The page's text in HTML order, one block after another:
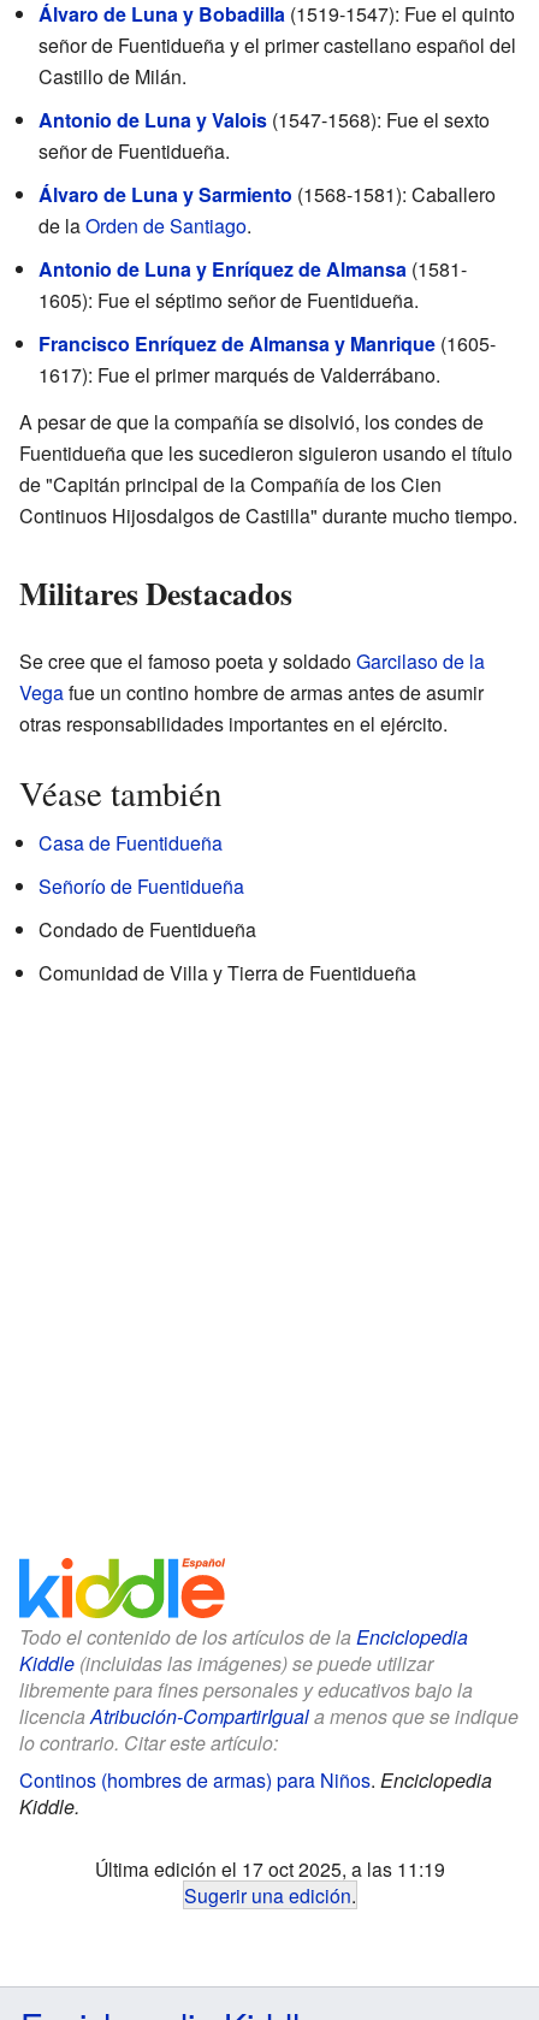
Álvaro de Luna y Bobadilla (1519-1547): Fue el quinto
señor de Fuentidueña y el primer castellano español del
Castillo de Milán.
Antonio de Luna y Valois (1547-1568): Fue el sexto
señor de Fuentidueña.
Álvaro de Luna y Sarmiento (1568-1581): Caballero
de laOrden de Santiago.
Antonio de Luna y Enríquez de Almansa (1581-
1605): Fue el séptimo señor de Fuentidueña.
Francisco Enríquez de Almansa y Manrique (1605-
1617): Fue el primer marqués de Valderrábano.
A pesar de que la compañía se disolvió, los condes de
Fuentidueña que les sucedieron siguieron usando el título
de "Capitán principal de la Compañía de los Cien
Continuos Hijosdalgos de Castilla" durante mucho tiempo.
Militares Destacados
Se cree que el famoso poeta y soldadoGarcilaso de la
Vegafue un contino hombre de armas antes de asumir
otras responsabilidades importantes en el ejército.
Véase también
Casa de Fuentidueña
Señorío de Fuentidueña
Condado de Fuentidueña
Comunidad de Villa y Tierra de Fuentidueña
Todo el contenido de los artículos de la Enciclopedia
Kiddle (incluidas las imágenes) se puede utilizar
libremente para fines personales y educativos bajo la
licenciaAtribución-CompartirIguala menos que se indique
lo contrario. Citar este artículo:
Continos (hombres de armas) para Niños. Enciclopedia
Kiddle.
Última edición el 17 oct 2025, a las 11:19
Sugerir una edición.